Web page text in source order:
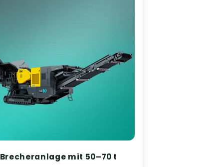
Brecheranlage mit 50–70 t